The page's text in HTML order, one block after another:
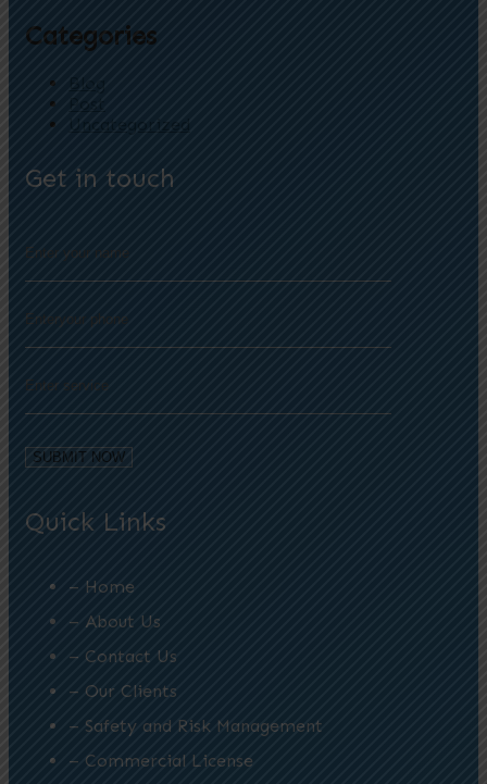
Categories
Blog
Post
Uncategorized
Get in touch
Quick Links
– Home
– About Us
– Contact Us
– Our Clients
– Safety and Risk Management
– Commercial License